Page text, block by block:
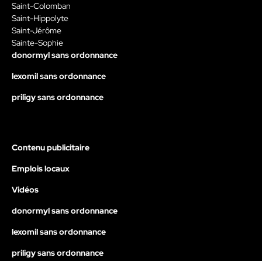
Saint-Colomban
Saint-Hippolyte
Saint-Jérôme
Sainte-Sophie
donormyl sans ordonnance
lexomil sans ordonnance
priligy sans ordonnance
Contenu publicitaire
Emplois locaux
Vidéos
donormyl sans ordonnance
lexomil sans ordonnance
priligy sans ordonnance